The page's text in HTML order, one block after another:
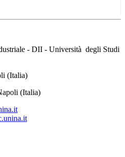
- DII - Università degli Studi
(Italia)
(Italia)